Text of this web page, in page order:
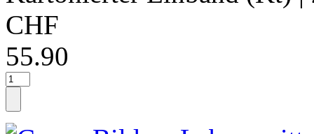
CHF
55.90